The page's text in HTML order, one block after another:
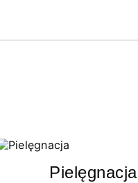
Pielęgnacja